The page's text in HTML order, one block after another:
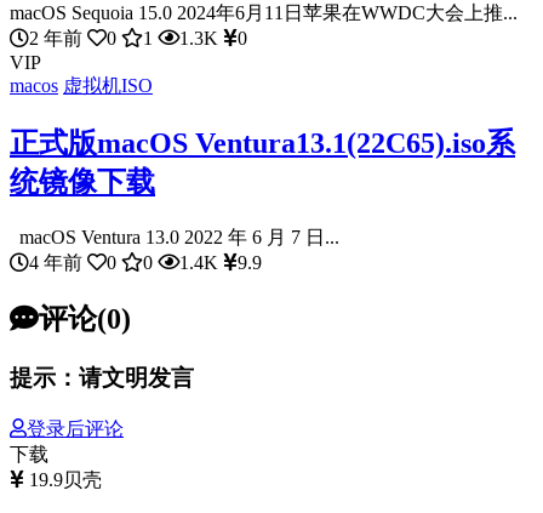
macOS Sequoia 15.0 2024年6月11日苹果在WWDC大会上推...
2 年前
0 1 1.3K
0
VIP
macos 虚拟机ISO
正式版macOS Ventura13.1(22C65).iso系
统镜像下载
macOS Ventura 13.0 2022 年 6 月 7 日...
4 年前
0 0 1.4K 9.9
评论(0)
提示：请文明发言
登录后评论
下载
19.9贝壳